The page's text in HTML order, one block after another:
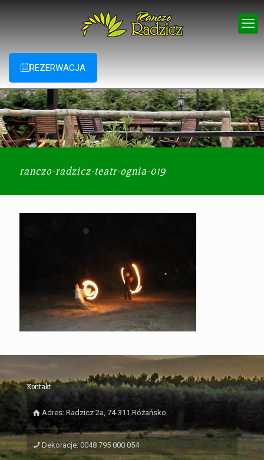
REZERWACJA
ranczo-radzicz-teatr-ognia-019
Kontakt
Adres: Radzicz 2a, 74-311 Różańsko
Dekoracje: 0048 795 000 054